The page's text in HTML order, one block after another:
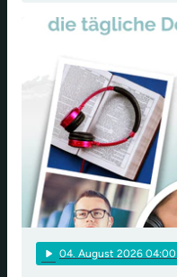
play_arrow 04. August 2026 04:00